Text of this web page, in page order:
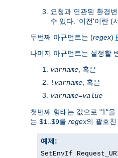
요청과 연관된 환경
수 있다. '이전'이란 (
두번째 아규먼트는 (regex)
나머지 아규먼트는 설정할
varname , 혹은
! varname , 혹은
varname=value
첫번째 형태는 값으로 "1"
는 $1 $9를 regex의 괄호
예제:
SetEnvIf